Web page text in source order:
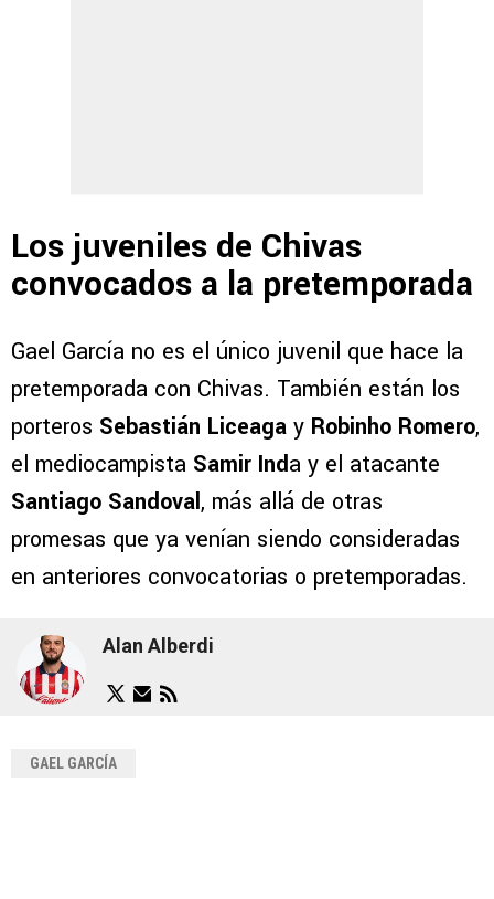
Los juveniles de Chivas
convocados a la pretemporada
Gael García no es el único juvenil que hace la
pretemporada con Chivas. También están los
porteros Sebastián Liceaga y Robinho Romero,
el mediocampista Samir Inda y el atacante
Santiago Sandoval, más allá de otras
promesas que ya venían siendo consideradas
en anteriores convocatorias o pretemporadas.
Alan Alberdi
GAEL GARCÍA